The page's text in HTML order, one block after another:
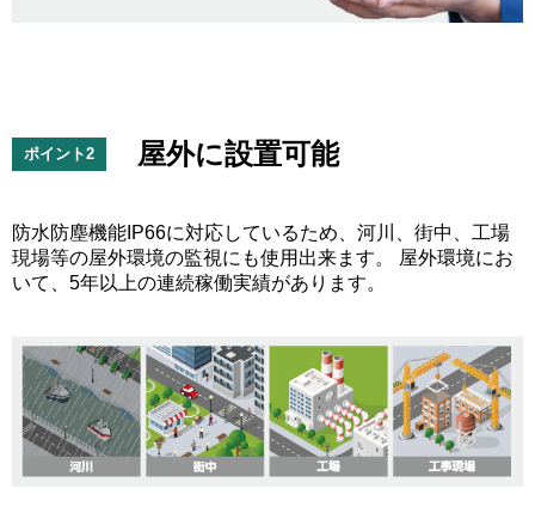
ポイント2 屋外に設置可能
防水防塵機能IP66に対応しているため、河川、街中、工場
現場等の屋外環境の監視にも使用出来ます。 屋外環境にお
いて、5年以上の連続稼働実績があります。